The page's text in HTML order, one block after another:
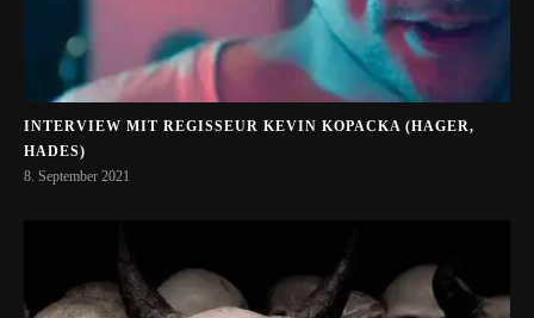
INTERVIEW MIT REGISSEUR KEVIN KOPACKA (HAGER,
HADES)
8. September 2021